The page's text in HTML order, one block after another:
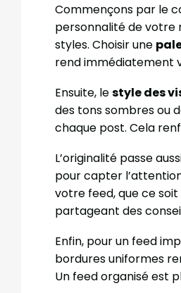
Commençons par le
personnalité de votre
styles. Choisir une
rend immédiatement
Ensuite, lestyle des
des tons sombres ou
chaque post. Cela
L’originalité passe
pour capter
votre feed, que ce
partageant des
Enfin, pour un feed
bordures uniformes
Un feed organisé est